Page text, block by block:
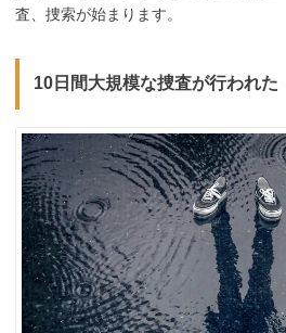
査、捜索が始まります。
10日間大規模な捜査が行われた